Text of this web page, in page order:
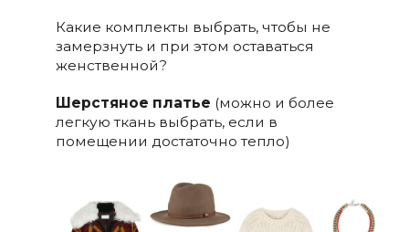
Какие комплекты выбрать, чтобы не
замерзнуть и при этом оставаться
женственной?
Шерстяное платье (можно и более
легкую ткань выбрать, если в
помещении достаточно тепло)